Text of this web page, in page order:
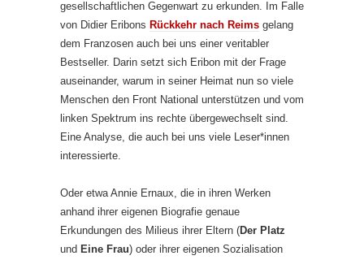
gesellschaftlichen Gegenwart zu erkunden. Im Falle
von Didier Eribons Rückkehr nach Reims gelang
dem Franzosen auch bei uns einer veritabler
Bestseller. Darin setzt sich Eribon mit der Frage
auseinander, warum in seiner Heimat nun so viele
Menschen den Front National unterstützen und vom
linken Spektrum ins rechte übergewechselt sind.
Eine Analyse, die auch bei uns viele Leser*innen
interessierte.
Oder etwa Annie Ernaux, die in ihren Werken
anhand ihrer eigenen Biografie genaue
Erkundungen des Milieus ihrer Eltern (Der Platz
und Eine Frau) oder ihrer eigenen Sozialisation